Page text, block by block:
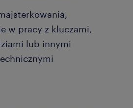
w pracy z kluczami,
lub innymi